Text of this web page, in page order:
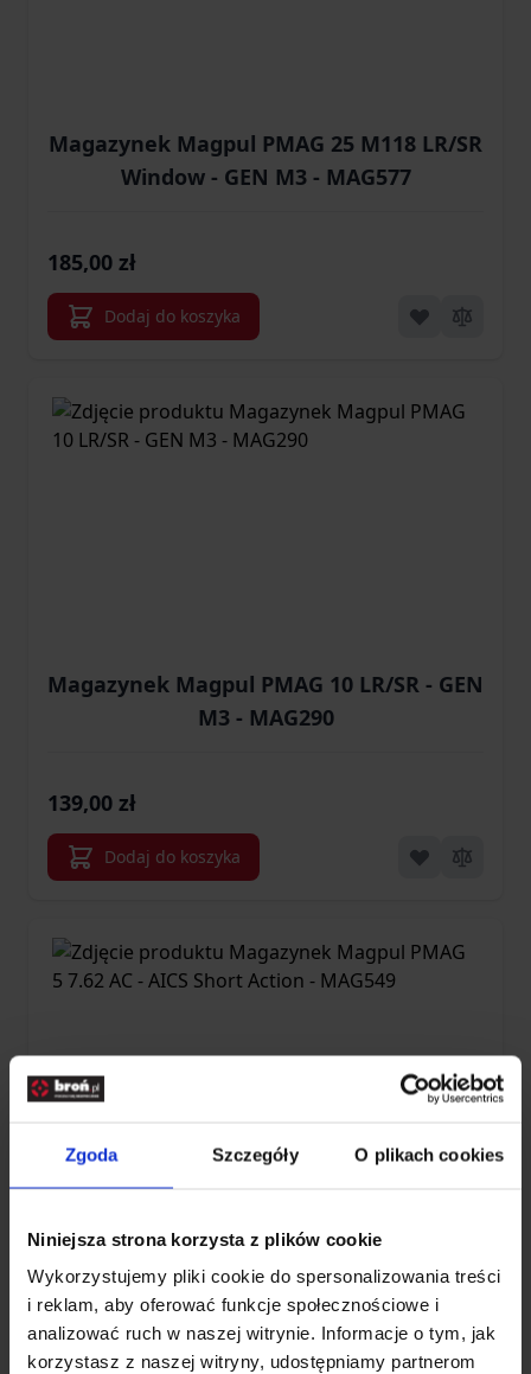
Zgoda Szczegóły O plikach cookies
Niniejsza strona korzysta z plików cookie
Wykorzystujemy pliki cookie do spersonalizowania treści
i reklam, aby oferować funkcje społecznościowe i
analizować ruch w naszej witrynie. Informacje o tym, jak
korzystasz z naszej witryny, udostępniamy partnerom
Magazynek Magpul PMAG 25 M118 LR/SR
Window - GEN M3 - MAG577
185,00 zł
Dodaj do koszyka
Magazynek Magpul PMAG 10 LR/SR - GEN
M3 - MAG290
139,00 zł
Dodaj do koszyka
Magazynek Magpul PMAG 5 7.62 AC -
AICS Short Action - MAG549
219,00 zł